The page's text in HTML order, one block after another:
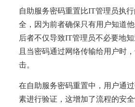
自助服务密码重置比IT管理员执
全，因为前者确保只有用户知道他
后者不仅导致IT管理员不必要地
且当密码通过网络传输给用户时
击。
在自助服务密码重置中，用户通
素进行验证，这增加了流程的安全